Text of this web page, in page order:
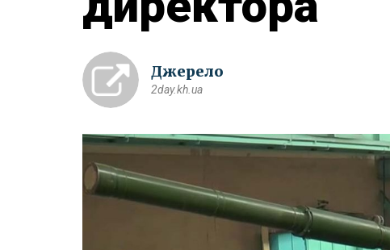
Джерело
2day.kh.ua